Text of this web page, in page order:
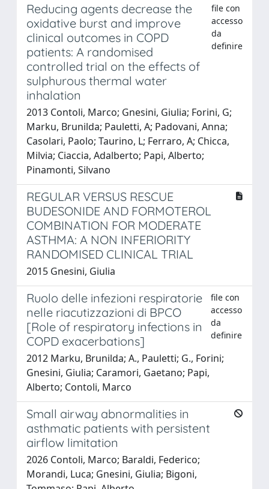
Reducing agents decrease the
oxidative burst and improve
clinical outcomes in COPD
patients: A randomised
controlled trial on the effects of
sulphurous thermal water
inhalation
file con
accesso
da
definire
2013 Contoli, Marco; Gnesini, Giulia; Forini, G;
Marku, Brunilda; Pauletti, A; Padovani, Anna;
Casolari, Paolo; Taurino, L; Ferraro, A; Chicca,
Milvia; Ciaccia, Adalberto; Papi, Alberto;
Pinamonti, Silvano
REGULAR VERSUS RESCUE
BUDESONIDE AND FORMOTEROL
COMBINATION FOR MODERATE
ASTHMA: A NON INFERIORITY
RANDOMISED CLINICAL TRIAL
2015 Gnesini, Giulia
Ruolo delle infezioni respiratorie
nelle riacutizzazioni di BPCO
[Role of respiratory infections in
COPD exacerbations]
file con
accesso
da
definire
2012 Marku, Brunilda; A., Pauletti; G., Forini;
Gnesini, Giulia; Caramori, Gaetano; Papi,
Alberto; Contoli, Marco
Small airway abnormalities in
asthmatic patients with persistent
airflow limitation
2026 Contoli, Marco; Baraldi, Federico;
Morandi, Luca; Gnesini, Giulia; Bigoni,